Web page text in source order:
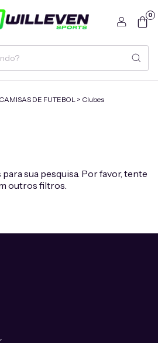
0
CAMISAS DE FUTEBOL > Clubes
sua pesquisa. Por favor, tente
outros filtros.